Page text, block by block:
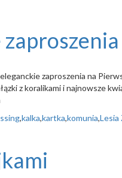
zaproszenia na
z koralikami i najnowsze
,kalka,kartka,komunia,Lesia